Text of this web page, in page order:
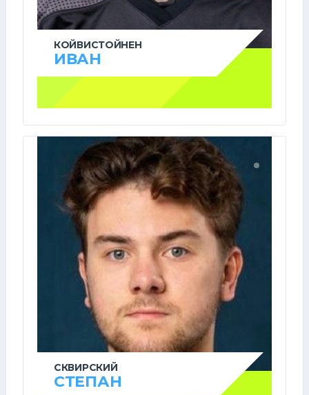
КОЙВИСТОЙНЕН
ИВАН
СКВИРСКИЙ
СТЕПАН